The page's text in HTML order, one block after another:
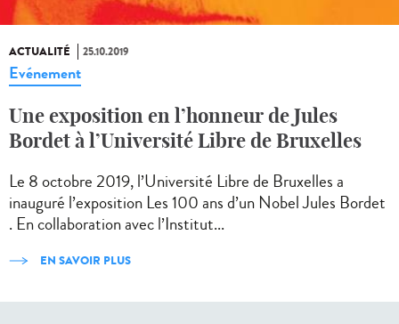
ACTUALITÉ 25.10.2019
Evénement
Une exposition en l’honneur de Jules
Bordet à l’Université Libre de Bruxelles
Le 8 octobre 2019, l’Université Libre de Bruxelles a
inauguré l’exposition Les 100 ans d’un Nobel Jules Bordet
. En collaboration avec l’Institut...
EN SAVOIR PLUS